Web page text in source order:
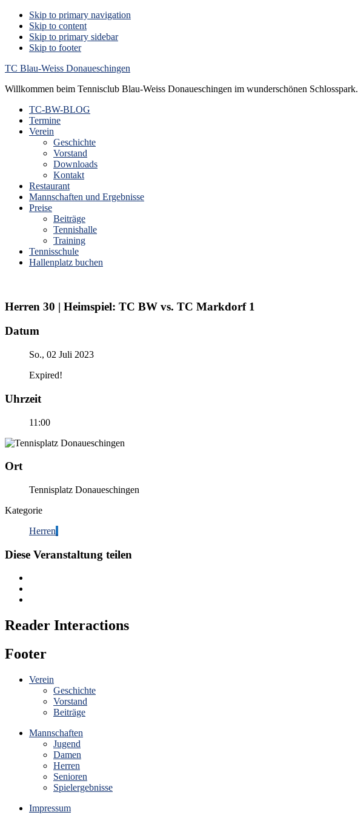
Skip to primary navigation
Skip to content
Skip to primary sidebar
Skip to footer
TC Blau-Weiss Donaueschingen
Willkommen beim Tennisclub Blau-Weiss Donaueschingen im wunderschönen Schlosspark.
TC-BW-BLOG
Termine
Verein
Geschichte
Vorstand
Downloads
Kontakt
Restaurant
Mannschaften und Ergebnisse
Preise
Beiträge
Tennishalle
Training
Tennisschule
Hallenplatz buchen
Herren 30 | Heimspiel: TC BW vs. TC Markdorf 1
Datum
So., 02 Juli 2023
Expired!
Uhrzeit
11:00
Ort
Tennisplatz Donaueschingen
Kategorie
Herren
Diese Veranstaltung teilen
Reader Interactions
Footer
Verein
Geschichte
Vorstand
Beiträge
Mannschaften
Jugend
Damen
Herren
Senioren
Spielergebnisse
Impressum